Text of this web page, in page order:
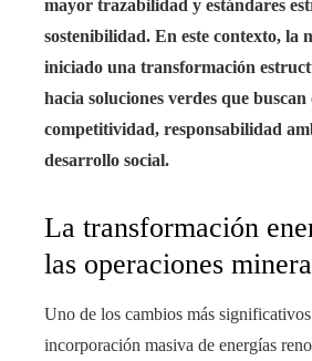
mayor trazabilidad y estándares
sostenibilidad. En este contexto, la
iniciado una transformación
hacia soluciones verdes que
competitividad, responsabilidad
desarrollo social.
La transformación
las operaciones
Uno de los cambios más
incorporación masiva de energías